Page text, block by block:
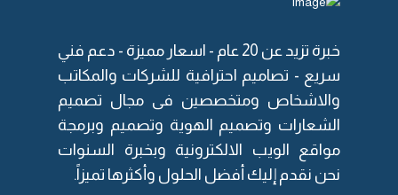
خبرة تزيد عن 20 عام - اسعار مميزة - دعم فني
سريع - تصاميم احترافية للشركات والمكاتب
والاشخاص ومتخصصين فى مجال تصميم
الشعارات وتصميم الهوية وتصميم وبرمجة
مواقع الويب الالكترونية وبخبرة السنوات
نحن نقدم إليك أفضل الحلول وأكثرها تميزاً.